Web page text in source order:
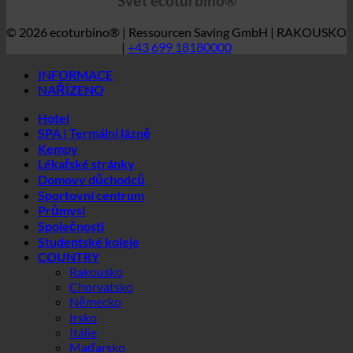
Kempy
Lékařské stránky
Domovy důchodců
Sportovní centrum
Průmysl
Společnosti
Studentské koleje
COUNTRY
Rakousko
Chorvatsko
Německo
Irsko
Itálie
Maďarsko
Lucembursko
Lotyšsko
Slovinsko
Jižní Korea
Španělsko
Švýcarsko
Spojené arabské emiráty